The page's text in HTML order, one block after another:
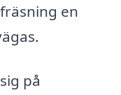
en
på